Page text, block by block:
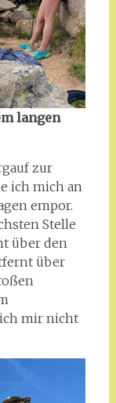
langen
zur
ich mich an
empor.
Stelle
über den
über
mir nicht